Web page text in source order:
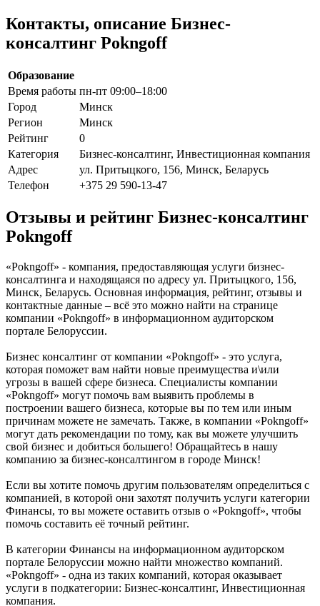
Контакты, описание Бизнес-
консалтинг Pokngoff
Образование
Время работы пн-пт 09:00–18:00
Город
Минск
Регион
Минск
Рейтинг
0
Категория
Бизнес-консалтинг, Инвестиционная компания
Адрес
ул. Притыцкого, 156, Минск, Беларусь
Телефон
+375 29 590-13-47
Отзывы и рейтинг Бизнес-консалтинг
Pokngoff
«Pokngoff» - компания, предоставляющая услуги бизнес-
консалтинга и находящаяся по адресу ул. Притыцкого, 156,
Минск, Беларусь. Основная информация, рейтинг, отзывы и
контактные данные – всё это можно найти на странице
компании «Pokngoff» в информационном аудиторском
портале Белоруссии.
Бизнес консалтинг от компании «Pokngoff» - это услуга,
которая поможет вам найти новые преимущества и\или
угрозы в вашей сфере бизнеса. Специалисты компании
«Pokngoff» могут помочь вам выявить проблемы в
построении вашего бизнеса, которые вы по тем или иным
причинам можете не замечать. Также, в компании «Pokngoff»
могут дать рекомендации по тому, как вы можете улучшить
свой бизнес и добиться большего! Обращайтесь в нашу
компанию за бизнес-консалтингом в городе Минск!
Если вы хотите помочь другим пользователям определиться с
компанией, в которой они захотят получить услуги категории
Финансы, то вы можете оставить отзыв о «Pokngoff», чтобы
помочь составить её точный рейтинг.
В категории Финансы на информационном аудиторском
портале Белоруссии можно найти множество компаний.
«Pokngoff» - одна из таких компаний, которая оказывает
услуги в подкатегории: Бизнес-консалтинг, Инвестиционная
компания.